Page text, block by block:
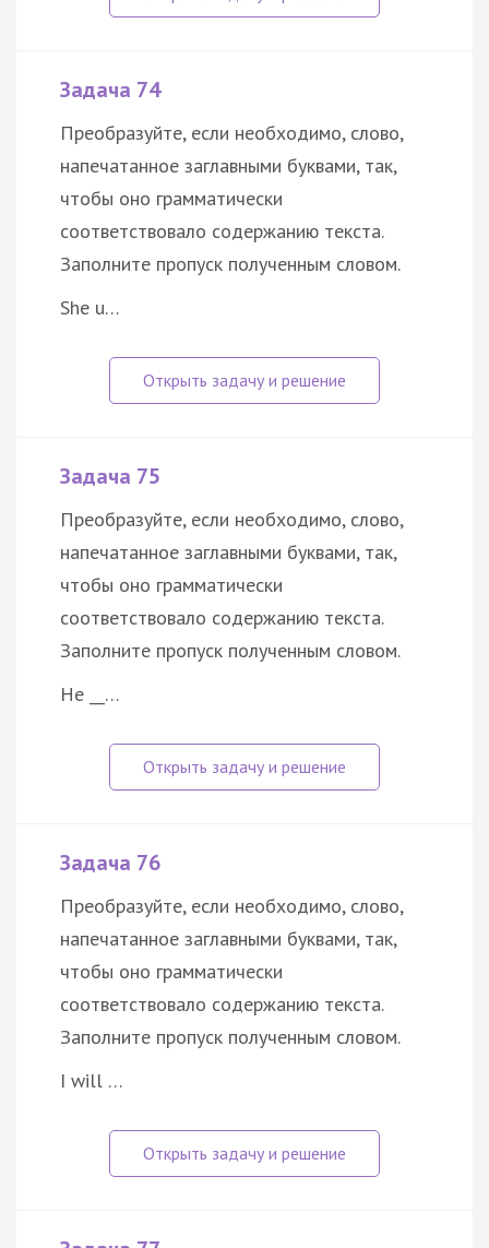
Задача 74
Преобразуйте, если необходимо, слово,
напечатанное заглавными буквами, так,
чтобы оно грамматически
соответствовало содержанию текста.
Заполните пропуск полученным словом.
She u…
Задача 75
Преобразуйте, если необходимо, слово,
напечатанное заглавными буквами, так,
чтобы оно грамматически
соответствовало содержанию текста.
Заполните пропуск полученным словом.
He __…
Задача 76
Преобразуйте, если необходимо, слово,
напечатанное заглавными буквами, так,
чтобы оно грамматически
соответствовало содержанию текста.
Заполните пропуск полученным словом.
I will …